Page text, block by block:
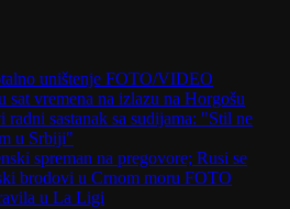
uništenje FOTO/VIDEO
sat vremena na izlazu na Horgošu
sastanak sa sudijama: "Stil ne
u Srbiji"
spreman na pregovore; Rusi se
brodovi u Crnom moru FOTO
u La Ligi